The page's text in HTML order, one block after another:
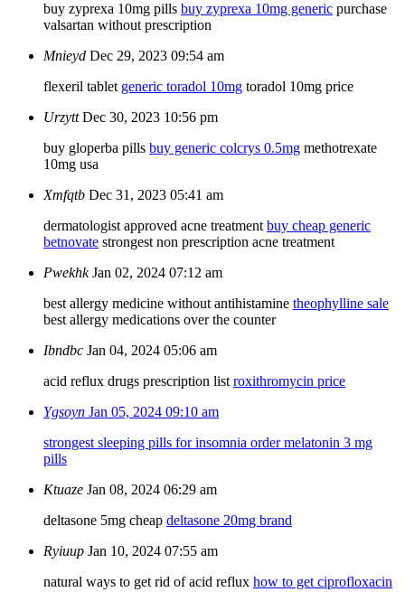
buy zyprexa 10mg pills buy zyprexa 10mg generic purchase
valsartan without prescription
Mnieyd Dec 29, 2023 09:54 am
flexeril tablet generic toradol 10mg toradol 10mg price
Urzytt Dec 30, 2023 10:56 pm
buy gloperba pills buy generic colcrys 0.5mg methotrexate
10mg usa
Xmfqtb Dec 31, 2023 05:41 am
dermatologist approved acne treatment buy cheap generic
betnovate strongest non prescription acne treatment
Pwekhk Jan 02, 2024 07:12 am
best allergy medicine without antihistamine theophylline sale
best allergy medications over the counter
Ibndbc Jan 04, 2024 05:06 am
acid reflux drugs prescription list roxithromycin price
Ygsoyn Jan 05, 2024 09:10 am
strongest sleeping pills for insomnia order melatonin 3 mg
pills
Ktuaze Jan 08, 2024 06:29 am
deltasone 5mg cheap deltasone 20mg brand
Ryiuup Jan 10, 2024 07:55 am
natural ways to get rid of acid reflux how to get ciprofloxacin